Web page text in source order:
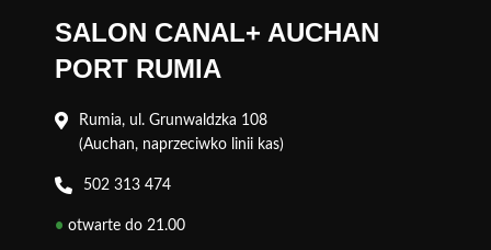
SALON CANAL+ AUCHAN
PORT RUMIA
Rumia, ul. Grunwaldzka 108
(Auchan, naprzeciwko linii kas)
502 313 474
• otwarte do 21.00